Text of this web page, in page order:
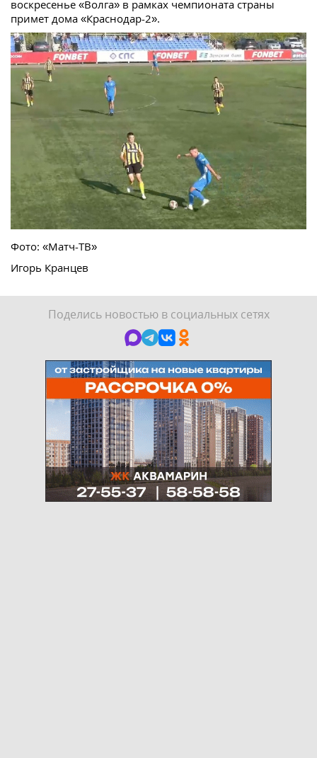
воскресенье «Волга» в рамках чемпионата страны
примет дома «Краснодар-2».
Фото: «Матч-ТВ»
Игорь Кранцев
Поделись новостью в социальных сетях